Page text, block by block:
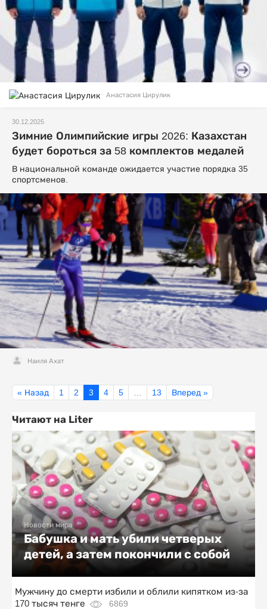
Анастасия Цирулик
30.12.2025
Зимние Олимпийские игры 2026: Казахстан
будет бороться за 58 комплектов медалей
В национальной команде ожидается участие порядка 35
спортсменов.
Наиля Ахат
« Назад 1 2 3 4 5 13 Вперед »
Читают на Liter
Новости мира
Бабушка и мать убили четверых
детей, а затем покончили с собой
Мужчину до смерти избили и облили кипятком из-за
170 тысяч тенге
6869